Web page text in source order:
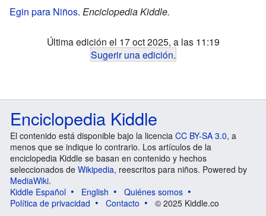
Egin para Niños. Enciclopedia Kiddle.
Última edición el 17 oct 2025, a las 11:19
Sugerir una edición.
Enciclopedia Kiddle
El contenido está disponible bajo la licencia CC BY-SA 3.0, a
menos que se indique lo contrario. Los artículos de la
enciclopedia Kiddle se basan en contenido y hechos
seleccionados de Wikipedia, reescritos para niños. Powered by
MediaWiki.
Kiddle Español
English
Quiénes somos
Política de privacidad
Contacto © 2025 Kiddle.co